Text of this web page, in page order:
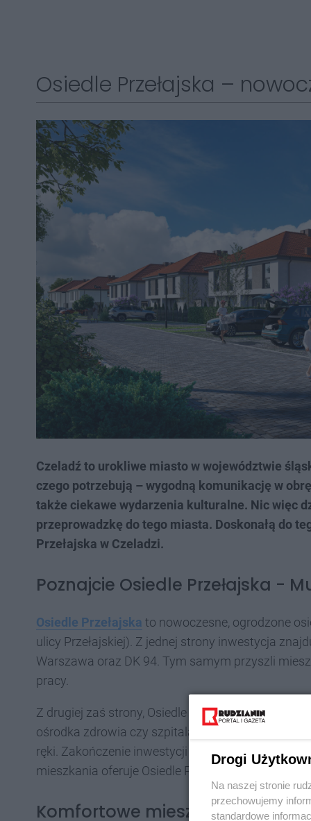
Osiedle Przełajska –
Czeladź to urokliwe miasto w województwie
czego potrzebują – wygodną komunikację w
także ciekawe wydarzenia kulturalne. Nic więc
przeprowadzkę do tego miasta. Doskonałą do
Przełajska w Czeladzi.
Poznajcie Osiedle Przełajska -
Osiedle Przełajska to nowoczesne, ogrodzone
ulicy Przełajskiej). Z jednej strony inwestycja
Warszawa oraz DK 94. Tym samym przyszli
pracy.
Z drugiej zaś strony, Osiedle Przełajska otacza
ośrodka zdrowia czy szpitala sprawiają, że
ręki. Zakończenie inwestycji zaplanowano na
mieszkania oferuje Osiedle Przełajska?
Komfortowe mieszkania
Drogi
Na naszej stronie
przechowujemy
standardowe